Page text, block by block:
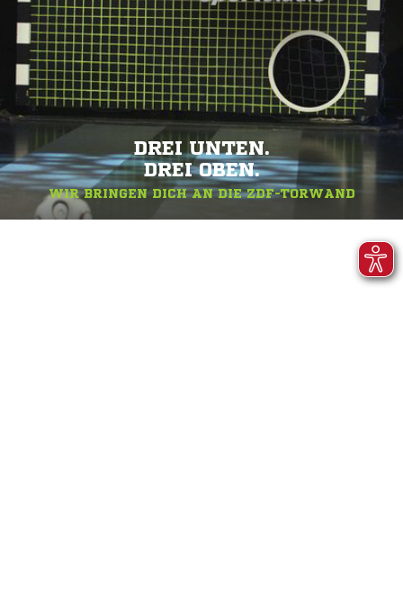
DREI UNTEN.
DREI OBEN.
WIR BRINGEN DICH AN DIE ZDF-TORWAND